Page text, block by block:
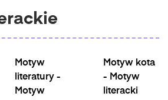
Motyw
literatury -
Motyw
Motyw kota
- Motyw
literacki